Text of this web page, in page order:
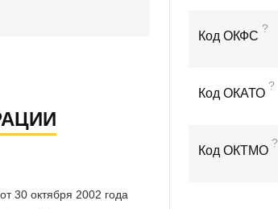
30 октября 2002 года
Код ОКФС
?
Код ОКАТО
?
Код ОКТМО
?